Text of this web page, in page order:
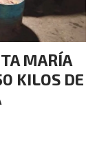
MARÍA
KILOS DE